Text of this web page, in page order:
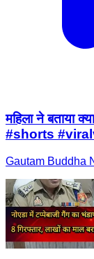
महिला ने बताया
#shorts
Gautam Buddha